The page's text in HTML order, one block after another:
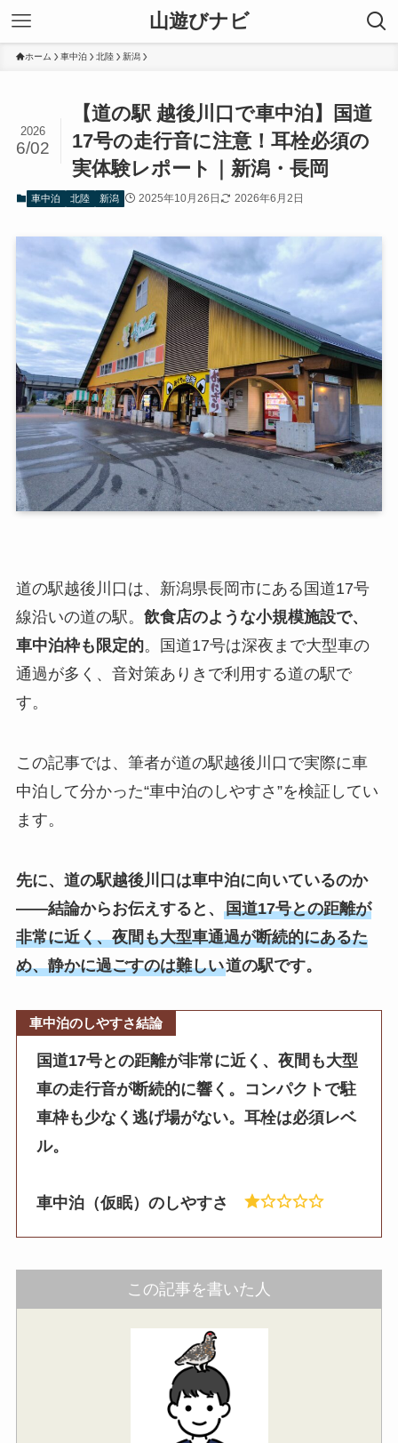
山遊びナビ
ホーム 車中泊 北陸 新潟
【道の駅 越後川口で車中泊】国道
17号の走行音に注意！耳栓必須の
実体験レポート｜新潟・長岡
2026
6/02
車中泊 北陸 新潟 2025年10月26日 2026年6月2日
道の駅越後川口は、新潟県長岡市にある国道17号
線沿いの道の駅。 飲食店のような小規模施設で、
車中泊枠も限定的。国道17号は深夜まで大型車の
通過が多く、音対策ありきで利用する道の駅で
す。
この記事では、筆者が道の駅越後川口で実際に車
中泊して分かった“車中泊のしやすさ”を検証してい
ます。
先に、道の駅越後川口は車中泊に向いているのか
——結論からお伝えすると、 国道17号との距離が
非常に近く、夜間も大型車通過が断続的にあるた
め、静かに過ごすのは難しい道の駅です。
車中泊のしやすさ結論
国道17号との距離が非常に近く、夜間も大型
車の走行音が断続的に響く。コンパクトで駐
車枠も少なく逃げ場がない。耳栓は必須レベ
ル。
車中泊（仮眠）のしやすさ
この記事を書いた人